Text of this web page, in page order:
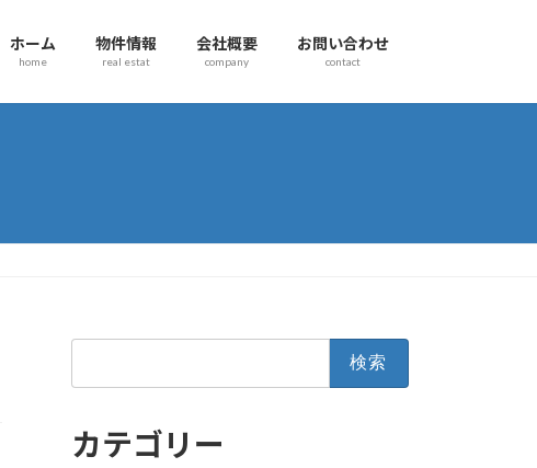
ホーム
home
物件情報
real estat
会社概要
company
お問い合わせ
contact
カテゴリー